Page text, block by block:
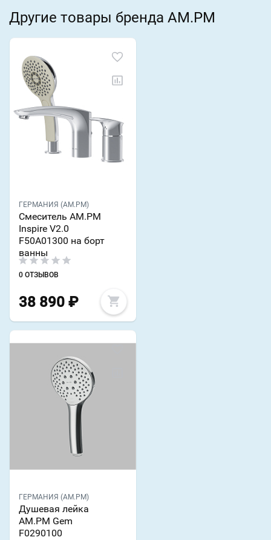
Другие товары бренда AM.PM
ГЕРМАНИЯ (AM.PM)
Смеситель AM.PM
Inspire V2.0
F50A01300 на борт
ванны
0 ОТЗЫВОВ
38 890 ₽
ГЕРМАНИЯ (AM.PM)
Душевая лейка
AM.PM Gem
F0290100